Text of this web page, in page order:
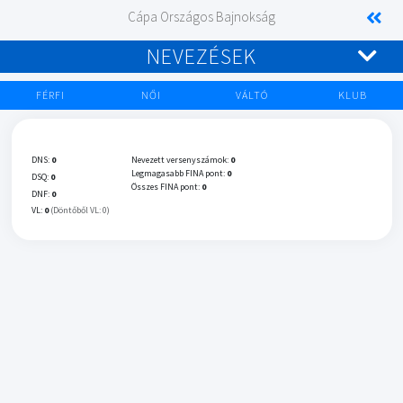
Cápa Országos Bajnokság
NEVEZÉSEK
FÉRFI NŐI VÁLTÓ KLUB
DNS: 0
DSQ: 0
DNF: 0
VL: 0 (Döntőből VL: 0)
Nevezett versenyszámok: 0
Legmagasabb FINA pont: 0
Összes FINA pont: 0